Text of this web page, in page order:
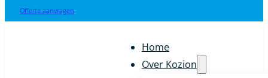
Offerte aanvragen
Home
Over Kozion